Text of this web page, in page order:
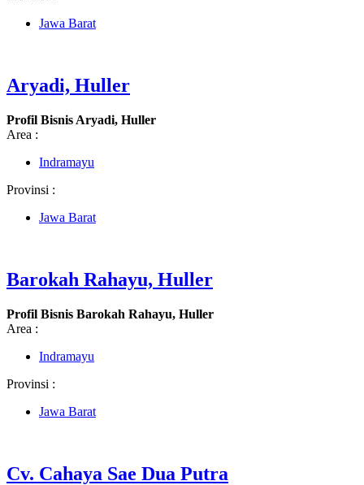
Jawa Barat
Aryadi, Huller
Profil Bisnis Aryadi, Huller
Area :
Indramayu
Provinsi :
Jawa Barat
Barokah Rahayu, Huller
Profil Bisnis Barokah Rahayu, Huller
Area :
Indramayu
Provinsi :
Jawa Barat
Cv. Cahaya Sae Dua Putra